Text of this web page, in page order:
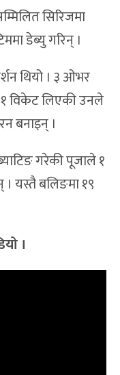
सिरिजमा
डेब्यु गरिन् ।
थियो । ३ ओभर
विकेट लिएकी उनले
बनाइन् ।
गरेकी पूजाले १
यस्तै बलिङमा १९
।